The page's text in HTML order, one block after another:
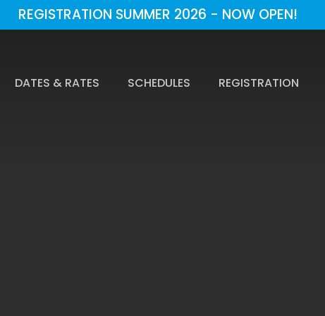
REGISTRATION SUMMER 2026 - NOW OPEN!
DATES & RATES SCHEDULES REGISTRATION